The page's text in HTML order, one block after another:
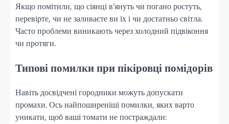
Якщо помітили, що сіянці в’януть чи погано ростуть,
перевірте, чи не заливаєте ви їх і чи достатньо світла.
Часто проблеми виникають через холодний підвіконня
чи протяги.
Типові помилки при пікіровці помідорів
Навіть досвідчені городники можуть допускати
промахи. Ось найпоширеніші помилки, яких варто
уникати, щоб ваші томати не постраждали: